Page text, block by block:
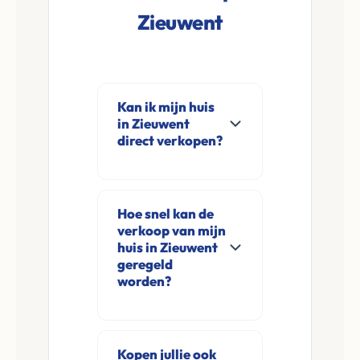
Zieuwent
Kan ik mijn huis
in Zieuwent
direct verkopen?
direct aan in
Zieuwent en
omgeving. U
verkoopt
financieringsvoorbehoud
Hoe snel kan de
verkoop van mijn
huis in Zieuwent
geregeld
worden?
Kopen jullie ook